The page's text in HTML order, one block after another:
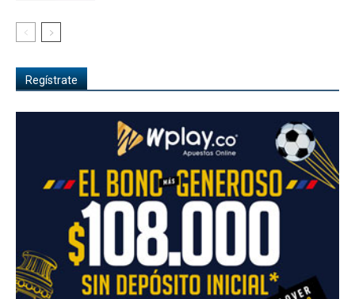
Regístrate